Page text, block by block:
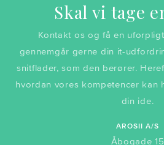
Skal vi tage
Kontakt os og få en
gennemgår gerne din it-
snitflader, som den berører.
hvordan vores kompetencer kan
din ide.
AROSII A/S
Åbogade 15